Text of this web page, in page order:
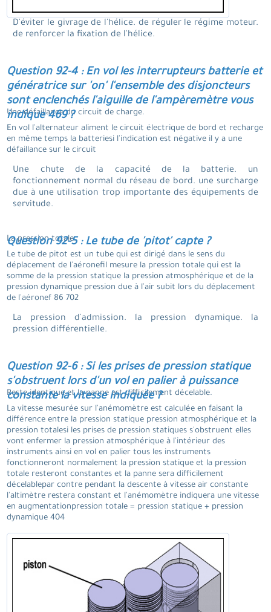
D'éviter le givrage de l'hélice. de réguler le régime moteur.
de renforcer la fixation de l'hélice.
Question 92-4 : En vol les interrupteurs batterie et
génératrice sur 'on' l'ensemble des disjoncteurs
sont enclenchés l'aiguille de l'ampèremètre vous
indique 469 ?
Une défaillance du circuit de charge.
En vol l'alternateur aliment le circuit électrique de bord et recharge
en même temps la batteriesi l'indication est négative il y a une
défaillance sur le circuit
Une chute de la capacité de la batterie. un
fonctionnement normal du réseau de bord. une surcharge
due à une utilisation trop importante des équipements de
servitude.
Question 92-5 : Le tube de 'pitot' capte ?
La pression totale.
Le tube de pitot est un tube qui est dirigé dans le sens du
déplacement de l'aéronefil mesure la pression totale qui est la
somme de la pression statique la pression atmosphérique et de la
pression dynamique pression due à l'air subit lors du déplacement
de l'aéronef 86 702
La pression d'admission. la pression dynamique. la
pression différentielle.
Question 92-6 : Si les prises de pression statique
s'obstruent lors d'un vol en palier à puissance
constante la vitesse indiquée ?
Reste identique et la panne est difficilement décelable.
La vitesse mesurée sur l'anémomètre est calculée en faisant la
différence entre la pression statique pression atmosphérique et la
pression totalesi les prises de pression statiques s'obstruent elles
vont enfermer la pression atmosphérique à l'intérieur des
instruments ainsi en vol en palier tous les instruments
fonctionneront normalement la pression statique et la pression
totale resteront constantes et la panne sera difficilement
décelablepar contre pendant la descente à vitesse air constante
l'altimètre restera constant et l'anémomètre indiquera une vitesse
en augmentationpression totale = pression statique + pression
dynamique 404